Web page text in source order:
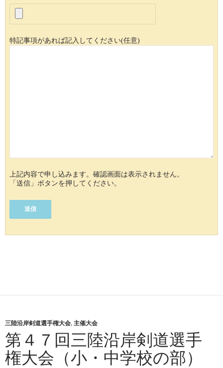
特記事項があれば記入してください(任意)
上記内容で申し込みます。確認画面は表示されません。
「送信」ボタンを押してください。
三陸沿岸剣道選手権大会, 主催大会
第４７回三陸沿岸剣道選手
権大会（小・中学校の部）